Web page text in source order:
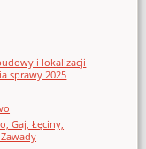
i lokalizacji
sprawy 2025
Gaj, Łęciny,